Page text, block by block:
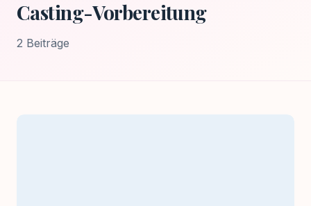
Casting-Vorbereitung
2 Beiträge